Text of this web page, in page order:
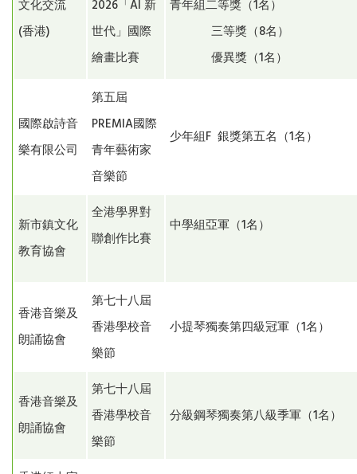
文化交流
(香港)
2026「AI 新
世代」國際
繪畫比賽
青年組二等獎（1名）
三等獎（8名）
優異獎（1名）
國際啟詩音
樂有限公司
第五屆
PREMIA國際
青年藝術家
音樂節
少年組F 銀獎第五名（1名）
新市鎮文化
教育協會
全港學界對
聯創作比賽
中學組亞軍（1名）
香港音樂及
朗誦協會
第七十八屆
香港學校音
樂節
小提琴獨奏第四級冠軍（1名）
香港音樂及
朗誦協會
第七十八屆
香港學校音
樂節
分級鋼琴獨奏第八級季軍（1名）